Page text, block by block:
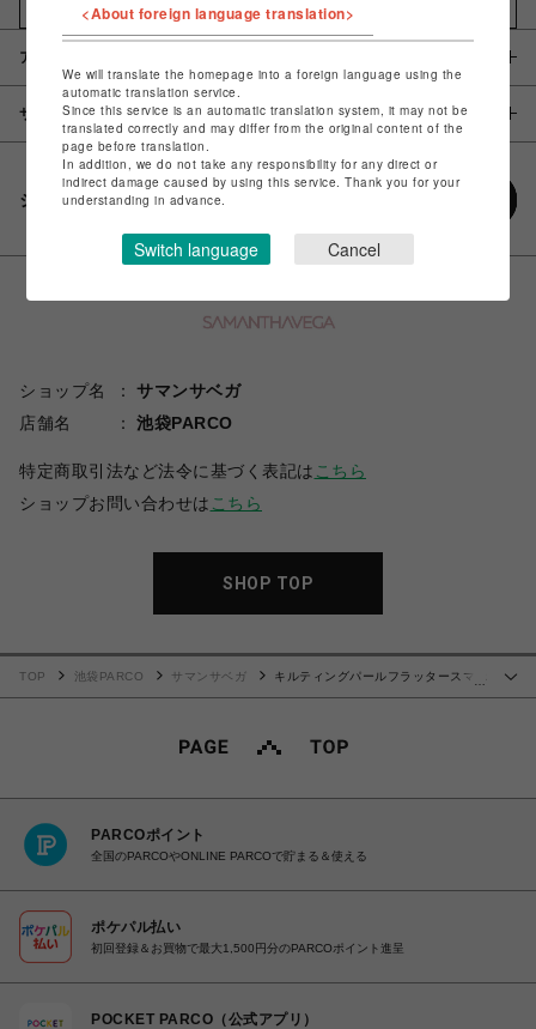
アイテム説明 / 素材
サイズ
シェアする
ショップ名
サマンサベガ
店舗名
池袋PARCO
特定商取引法など法令に基づく表記は こちら
ショップお問い合わせは こちら
SHOP TOP
TOP 池袋PARCO サマンサベガ
キルティングパールフラッタースマホ
PARCOポイント
全国のPARCOやONLINE PARCOで貯まる＆使える
ポケパル払い
初回登録＆お買物で最大1,500円分のPARCOポイント進呈
POCKET PARCO（公式アプリ）
<About foreign language translation>
We will translate the homepage into a foreign language using the
automatic translation service.
Since this service is an automatic translation system, it may not be
translated correctly and may differ from the original content of the
page before translation.
In addition, we do not take any responsibility for any direct or
indirect damage caused by using this service. Thank you for your
understanding in advance.
Switch language Cancel